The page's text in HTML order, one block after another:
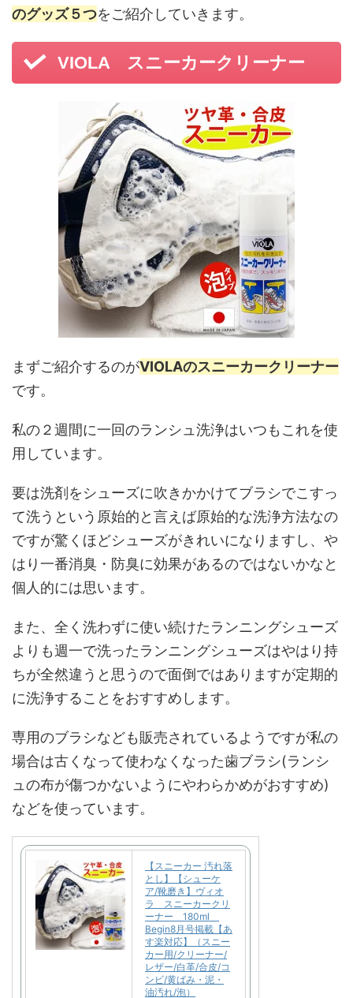
のグッズ５つをご紹介していきます。
VIOLA スニーカークリーナー
まずご紹介するのがVIOLAのスニーカークリーナー
です。
私の２週間に一回のランシュ洗浄はいつもこれを使
用しています。
要は洗剤をシューズに吹きかかけてブラシでこすっ
て洗うという原始的と言えば原始的な洗浄方法なの
ですが驚くほどシューズがきれいになりますし、や
はり一番消臭・防臭に効果があるのではないかなと
個人的には思います。
また、全く洗わずに使い続けたランニングシューズ
よりも週一で洗ったランニングシューズはやはり持
ちが全然違うと思うので面倒ではありますが定期的
に洗浄することをおすすめします。
専用のブラシなども販売されているようですが私の
場合は古くなって使わなくなった歯ブラシ(ランシ
ュの布が傷つかないようにやわらかめがおすすめ)
などを使っています。
【スニーカー 汚れ落
とし】【シューケ
ア/靴磨き】ヴィオ
ラ スニーカークリ
ーナー 180ml
Begin8月号掲載【あ
す楽対応】（スニー
カー用/クリーナー/
レザー/白革/合皮/コ
ンビ/黄ばみ・泥・
油汚れ/泡）